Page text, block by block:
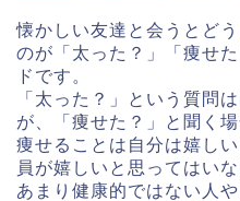
懐かしい友達と会うとど
のが「太った？」「痩せ
ドです。
「太った？」という質問
が、「痩せた？」と聞く
痩せることは自分は嬉し
員が嬉しいと思ってはい
あまり健康的ではない人